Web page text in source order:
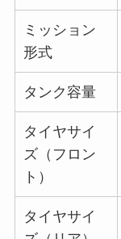
ミッション
形式
タンク容量
タイヤサイ
ズ（フロン
ト）
タイヤサイ